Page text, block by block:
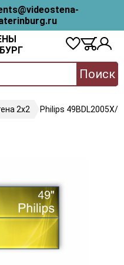
Поиск
2x2 Philips 49BDL2005X/